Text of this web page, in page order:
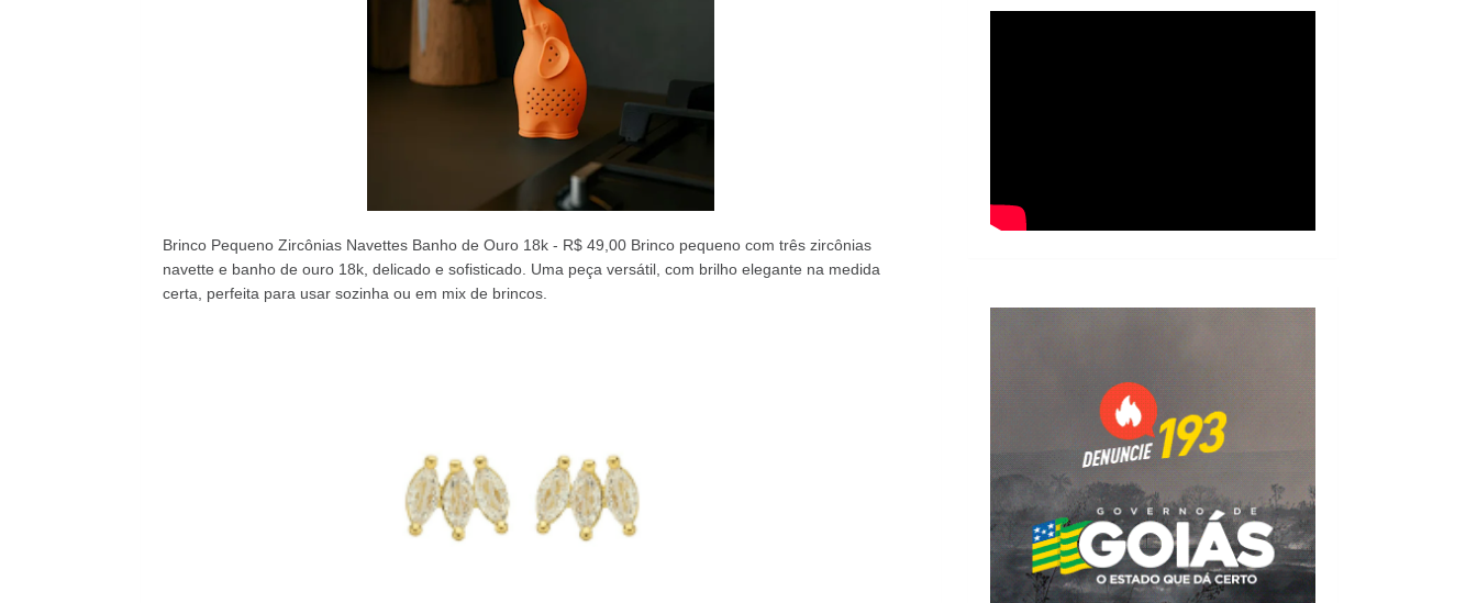
Brinco Pequeno Zircônias Navettes Banho de Ouro 18k - R$ 49,00 Brinco pequeno com três zircônias
navette e banho de ouro 18k, delicado e sofisticado. Uma peça versátil, com brilho elegante na medida
certa, perfeita para usar sozinha ou em mix de brincos.